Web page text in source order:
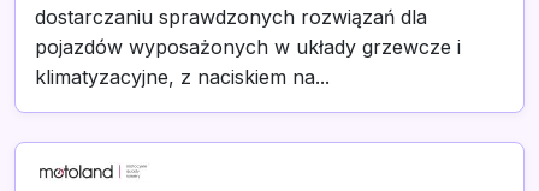
dostarczaniu sprawdzonych rozwiązań dla
pojazdów wyposażonych w układy grzewcze i
klimatyzacyjne, z naciskiem na...